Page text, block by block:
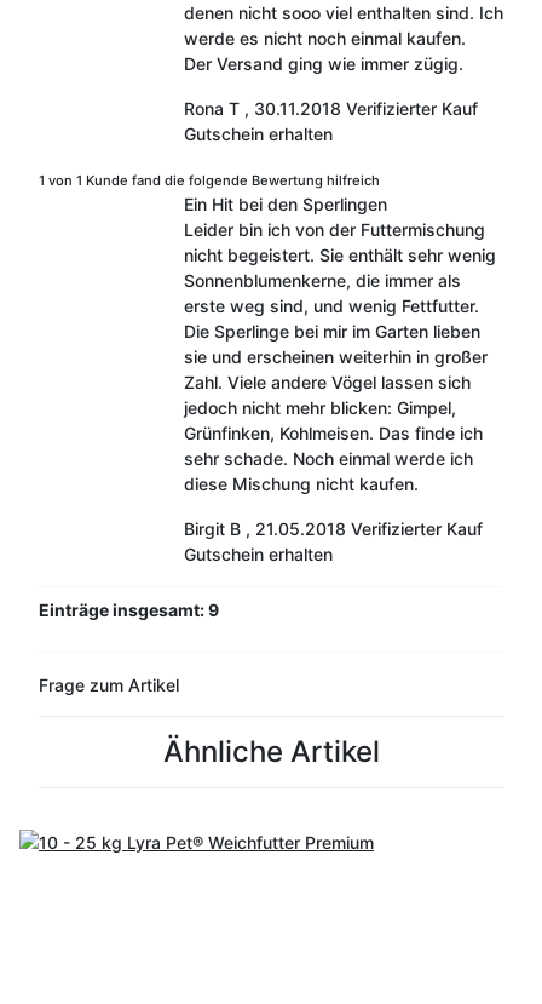
denen nicht sooo viel enthalten sind. Ich
werde es nicht noch einmal kaufen.
Der Versand ging wie immer zügig.
Rona T , 30.11.2018 Verifizierter Kauf
Gutschein erhalten
1 von 1 Kunde fand die folgende Bewertung hilfreich
Ein Hit bei den Sperlingen
Leider bin ich von der Futtermischung
nicht begeistert. Sie enthält sehr wenig
Sonnenblumenkerne, die immer als
erste weg sind, und wenig Fettfutter.
Die Sperlinge bei mir im Garten lieben
sie und erscheinen weiterhin in großer
Zahl. Viele andere Vögel lassen sich
jedoch nicht mehr blicken: Gimpel,
Grünfinken, Kohlmeisen. Das finde ich
sehr schade. Noch einmal werde ich
diese Mischung nicht kaufen.
Birgit B , 21.05.2018 Verifizierter Kauf
Gutschein erhalten
Einträge insgesamt: 9
Frage zum Artikel
Ähnliche Artikel